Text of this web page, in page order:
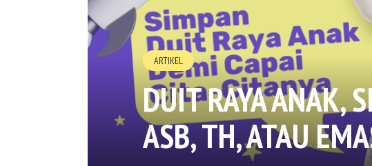
ARTIKEL
DUIT RAYA ANAK,
ASB, TH, ATAU